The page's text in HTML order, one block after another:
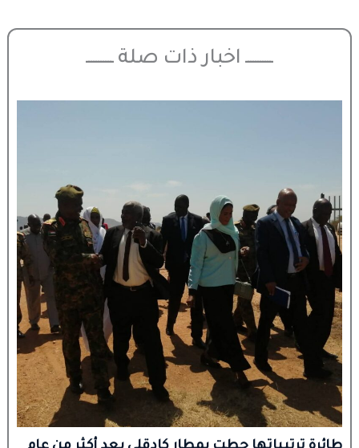
ـــــــــــ اخبار ذات صلة ـــــــــــ